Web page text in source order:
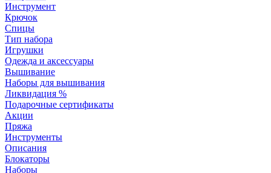
Инструмент
Крючок
Спицы
Тип набора
Игрушки
Одежда и аксессуары
Вышивание
Наборы для вышивания
Ликвидация %
Подарочные сертификаты
Акции
Пряжа
Инструменты
Описания
Блокаторы
Наборы